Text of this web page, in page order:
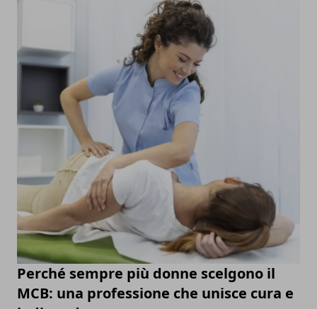
Perché sempre più donne scelgono il
MCB: una professione che unisce cura e